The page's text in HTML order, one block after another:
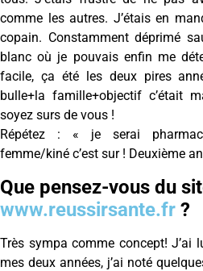
comme les autres. J’étais en
copain. Constamment déprimé
blanc où je pouvais enfin me
facile, ça été les deux pires
bulle+la famille+objectif c’était
soyez surs de vous !
Répétez : « je serai
femme/kiné c’est sur ! Deuxième
Que pensez-vous du
www.reussirsante.fr ?
Très sympa comme concept! J’ai
mes deux années, j’ai noté